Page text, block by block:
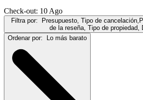
Check-out: 10 Ago
Filtra por: Presupuesto, Tipo de
de la reseña, Tipo de propiedad,
Ordenar por: Lo más barato